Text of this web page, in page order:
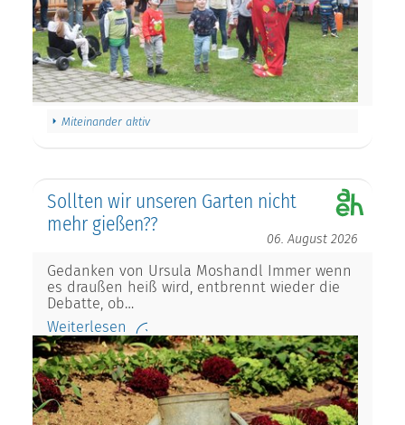
Miteinander aktiv
Sollten wir unseren Garten nicht
mehr gießen??
06. August 2026
Gedanken von Ursula Moshandl Immer wenn
es draußen heiß wird, entbrennt wieder die
Debatte, ob…
Weiterlesen